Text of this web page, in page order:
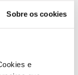
Sobre os cookies
e
/ 150 kW